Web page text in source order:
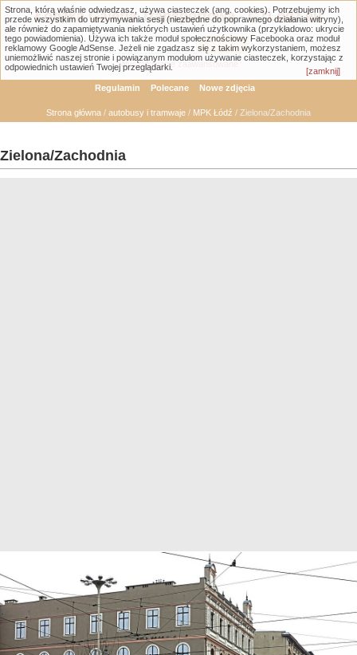
Łódzka Galeria Transportowa - GTLodz.eu
Wyszukiwanie zaawansowane
Regulamin Polecane Nowe zdjęcia
Strona główna / autobusy i tramwaje / MPK Łódź / Zielona/Zachodnia
Zielona/Zachodnia
Strona, którą właśnie odwiedzasz, używa ciasteczek (ang. cookies). Potrzebujemy ich
przede wszystkim do utrzymywania sesji (niezbędne do poprawnego działania witryny),
ale również do zapamiętywania niektórych ustawień użytkownika (przykładowo: ukrycie
tego powiadomienia). Używa ich także moduł społecznościowy Facebooka oraz moduł
reklamowy Google AdSense. Jeżeli nie zgadzasz się z takim wykorzystaniem, możesz
uniemożliwić naszej stronie i powiązanym modułom używanie ciasteczek, korzystając z
odpowiednich ustawień Twojej przeglądarki.
[zamknij]